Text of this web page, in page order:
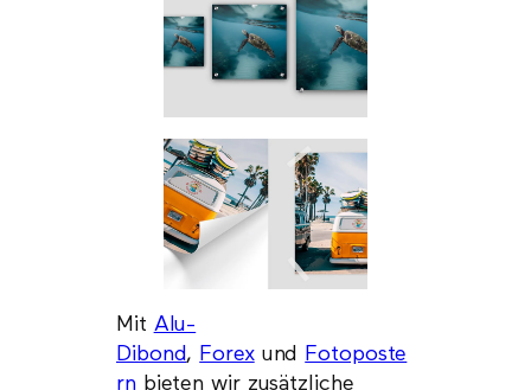
Mit Alu-
Dibond, Forexund
Fotoposte
rnbieten wir zusätzliche